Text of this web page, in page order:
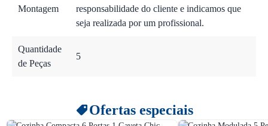
Montagem
responsabilidade do cliente e indicamos que
seja realizada por um profissional.
Quantidade
de Peças
5
Ofertas especiais